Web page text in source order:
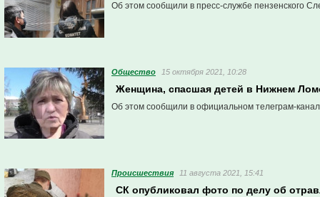
Об этом сообщили в пресс-службе пензенского
Общество 15 октября 2021, 10:28
Женщина, спасшая детей в Нижнем
Об этом сообщили в официальном телеграм-
Проиcшествия 11 августа 2021, 15:41
СК опубликовал фото по делу об